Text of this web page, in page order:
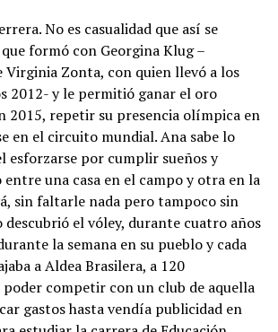
No es casualidad que así se
formó con Georgina Klug –
Virginia Zonta, con quien llevó a los
2012- y le permitió ganar el oro
2015, repetir su presencia olímpica en
en el circuito mundial. Ana sabe lo
esforzarse por cumplir sueños y
entre una casa en el campo y otra en la
sin faltarle nada pero tampoco sin
descubrió el vóley, durante cuatro años
la semana en su pueblo y cada
a Aldea Brasilera, a 120
competir con un club de aquella
gastos hasta vendía publicidad en